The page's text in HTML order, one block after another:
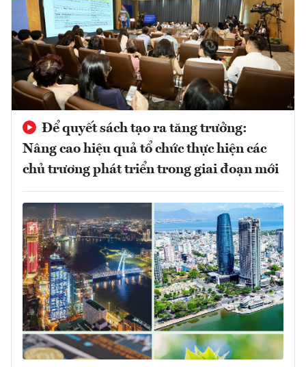
Để quyết sách tạo ra tăng trưởng:
Nâng cao hiệu quả tổ chức thực hiện các
chủ trương phát triển trong giai đoạn mới